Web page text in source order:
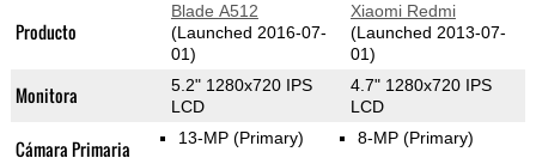
Producto
Blade A512
(Launched 2016-07-
01)
Xiaomi Redmi
(Launched 2013-07-
01)
Monitora
5.2" 1280x720 IPS
LCD
4.7" 1280x720 IPS
LCD
Cámara Primaria 13-MP (Primary) 8-MP (Primary)